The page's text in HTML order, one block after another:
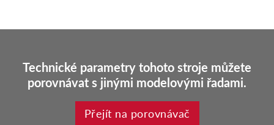
Technické parametry tohoto stroje můžete
porovnávat s jinými modelovými řadami.
Přejít na porovnávač